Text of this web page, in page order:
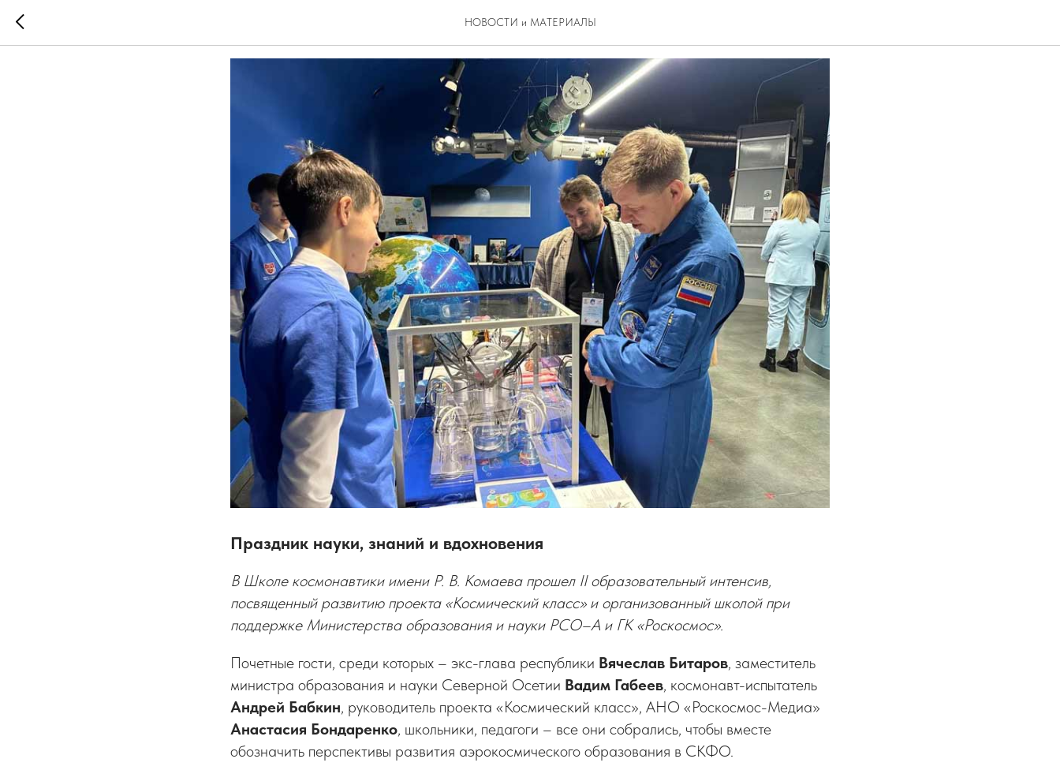
НОВОСТИ и МАТЕРИАЛЫ
Навстречу звездам
Праздник науки, знаний и вдохновения
В Школе космонавтики имени Р. В. Комаева прошел II образовательный интенсив,
посвященный развитию проекта «Космический класс» и организованный школой при
поддержке Министерства образования и науки РСО–А и ГК «Роскосмос».
Почетные гости, среди которых – экс-глава республики Вячеслав Битаров, заместитель
министра образования и науки Северной Осетии Вадим Габеев, космонавт-испытатель
Андрей Бабкин, руководитель проекта «Космический класс», АНО «Роскосмос-Медиа»
Анастасия Бондаренко, школьники, педагоги – все они собрались, чтобы вместе
обозначить перспективы развития аэрокосмического образования в СКФО.